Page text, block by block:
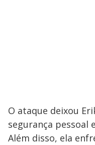
O ataque deixou
segurança pessoal
Além disso, ela